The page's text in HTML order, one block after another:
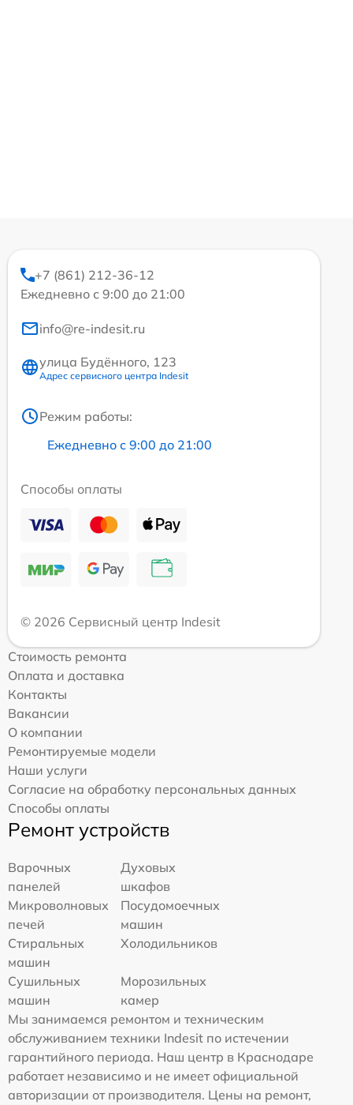
+7 (861) 212-36-12
Ежедневно с 9:00 до 21:00
info@re-indesit.ru
улица Будённого, 123
Адрес сервисного центра Indesit
Режим работы:
Ежедневно с 9:00 до 21:00
Способы оплаты
© 2026 Сервисный центр Indesit
Стоимость ремонта
Оплата и доставка
Контакты
Вакансии
О компании
Ремонтируемые модели
Наши услуги
Согласие на обработку персональных данных
Способы оплаты
Ремонт устройств
Варочных
панелей
Духовых
шкафов
Микроволновых
печей
Посудомоечных
машин
Стиральных
машин
Холодильников
Сушильных
машин
Морозильных
камер
Мы занимаемся ремонтом и техническим
обслуживанием техники Indesit по истечении
гарантийного периода. Наш центр в Краснодаре
работает независимо и не имеет официальной
авторизации от производителя. Цены на ремонт,